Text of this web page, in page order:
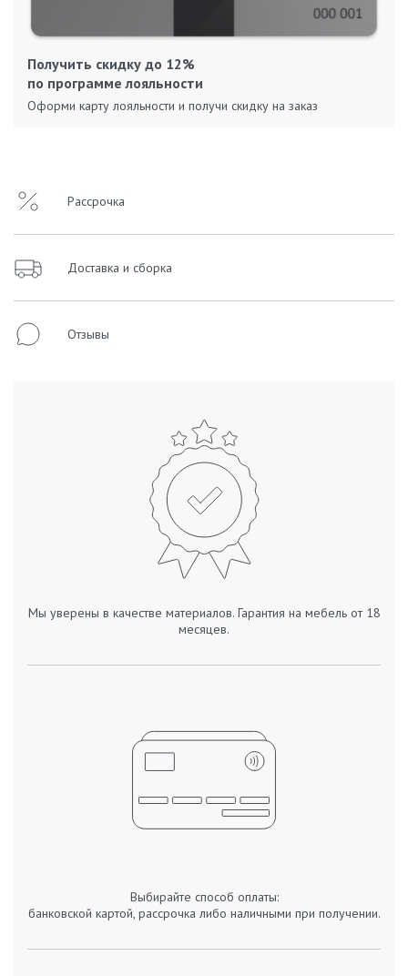
Получить скидку до 12%
по программе лояльности
Оформи карту лояльности и получи скидку на заказ
Рассрочка
Доставка и сборка
Отзывы
Мы уверены в качестве материалов. Гарантия на мебель от 18
месяцев.
Выбирайте способ оплаты:
банковской картой, рассрочка либо наличными при получении.